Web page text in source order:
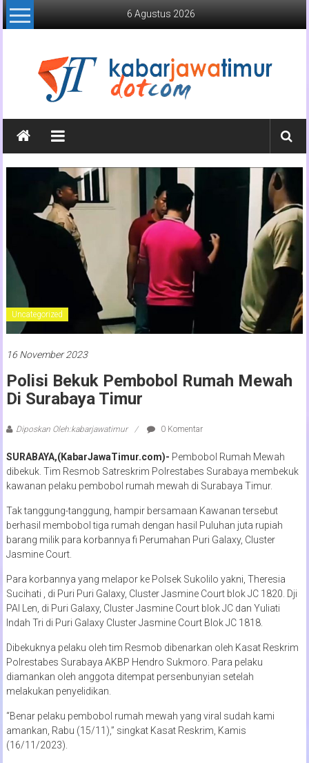
Lompat
ke
6 Agustus 2026
Kabar
Jawa
Timur
Online
Timur
Uncategorized
16 November 2023
Polisi Bekuk Pembobol Rumah Mewah
Di Surabaya Timur
Diposkan Oleh:kabarjawatimur 0 Komentar
SURABAYA,(KabarJawaTimur.com)- Pembobol Rumah Mewah
dibekuk. Tim Resmob Satreskrim Polrestabes Surabaya membekuk
kawanan pelaku pembobol rumah mewah di Surabaya Timur.
Tak tanggung-tanggung, hampir bersamaan Kawanan tersebut
berhasil membobol tiga rumah dengan hasil Puluhan juta rupiah
barang milik para korbannya fi Perumahan Puri Galaxy, Cluster
Jasmine Court.
Para korbannya yang melapor ke Polsek Sukolilo yakni, Theresia
Sucihati , di Puri Puri Galaxy, Cluster Jasmine Court blok JC 1820. Dji
PAI Len, di Puri Galaxy, Cluster Jasmine Court blok JC dan Yuliati
Indah Tri di Puri Galaxy Cluster Jasmine Court Blok JC 1818.
Dibekuknya pelaku oleh tim Resmob dibenarkan oleh Kasat Reskrim
Polrestabes Surabaya AKBP Hendro Sukmoro. Para pelaku
diamankan oleh anggota ditempat persenbunyian setelah
melakukan penyelidikan.
“Benar pelaku pembobol rumah mewah yang viral sudah kami
amankan, Rabu (15/11),” singkat Kasat Reskrim, Kamis
(16/11/2023).